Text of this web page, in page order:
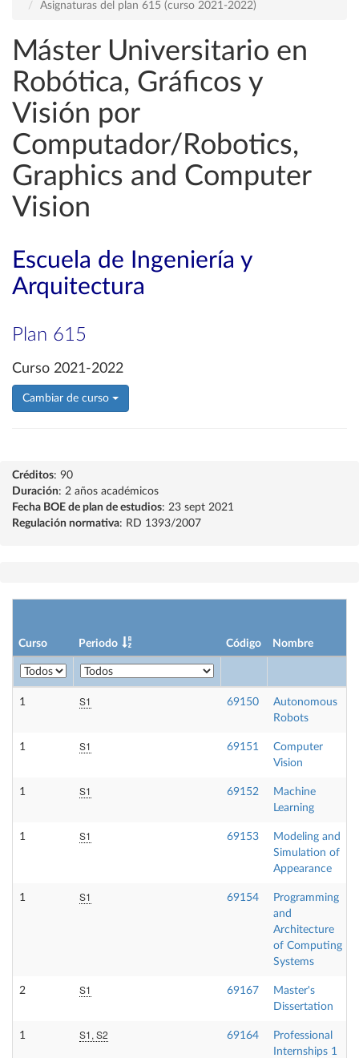
Asignaturas del plan 615 (curso 2021-2022)
Máster Universitario en
Robótica, Gráficos y
Visión por
Computador/Robotics,
Graphics and Computer
Vision
Escuela de Ingeniería y
Arquitectura
Plan 615
Curso 2021-2022
Cambiar de curso
Créditos: 90
Duración: 2 años académicos
Fecha BOE de plan de estudios: 23 sept 2021
Regulación normativa: RD 1393/2007
Curso Periodo Código Nombre
1 S1 69150
Autonomous
Robots
1 S1 69151
Computer
Vision
1 S1 69152
Machine
Learning
1 S1 69153
Modeling and
Simulation of
Appearance
1 S1 69154
Programming
and
Architecture
of Computing
Systems
2 S1 69167
Master's
Dissertation
1 S1, S2 69164
Professional
Internships 1